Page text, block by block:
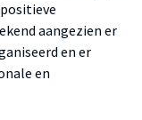
aangezien er
en er
en